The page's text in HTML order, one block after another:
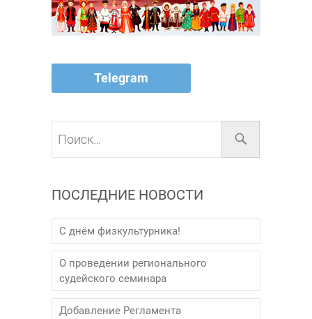
Telegram
ПОСЛЕДНИЕ НОВОСТИ
С днём физкультурника!
О проведении регионального
судейского семинара
Добавление Регламента